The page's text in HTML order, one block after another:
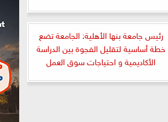
رئيس جامعة بنها الأهلية: الجامعة تضع
خطة أساسية لتقليل الفجوة بين الدراسة
الأكاديمية و احتياجات سوق العمل